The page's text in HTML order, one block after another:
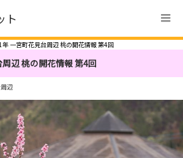
ト
一宮町花見台周辺 桃の開花情報 第4回
辺 桃の開花情報 第4回
辺